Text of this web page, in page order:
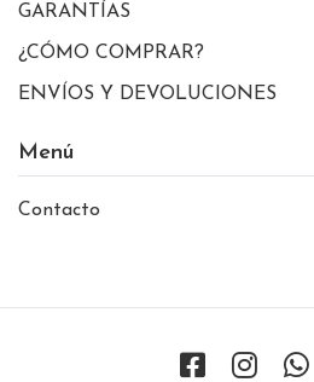
GARANTÍAS
¿CÓMO COMPRAR?
ENVÍOS Y DEVOLUCIONES
Menú
Contacto